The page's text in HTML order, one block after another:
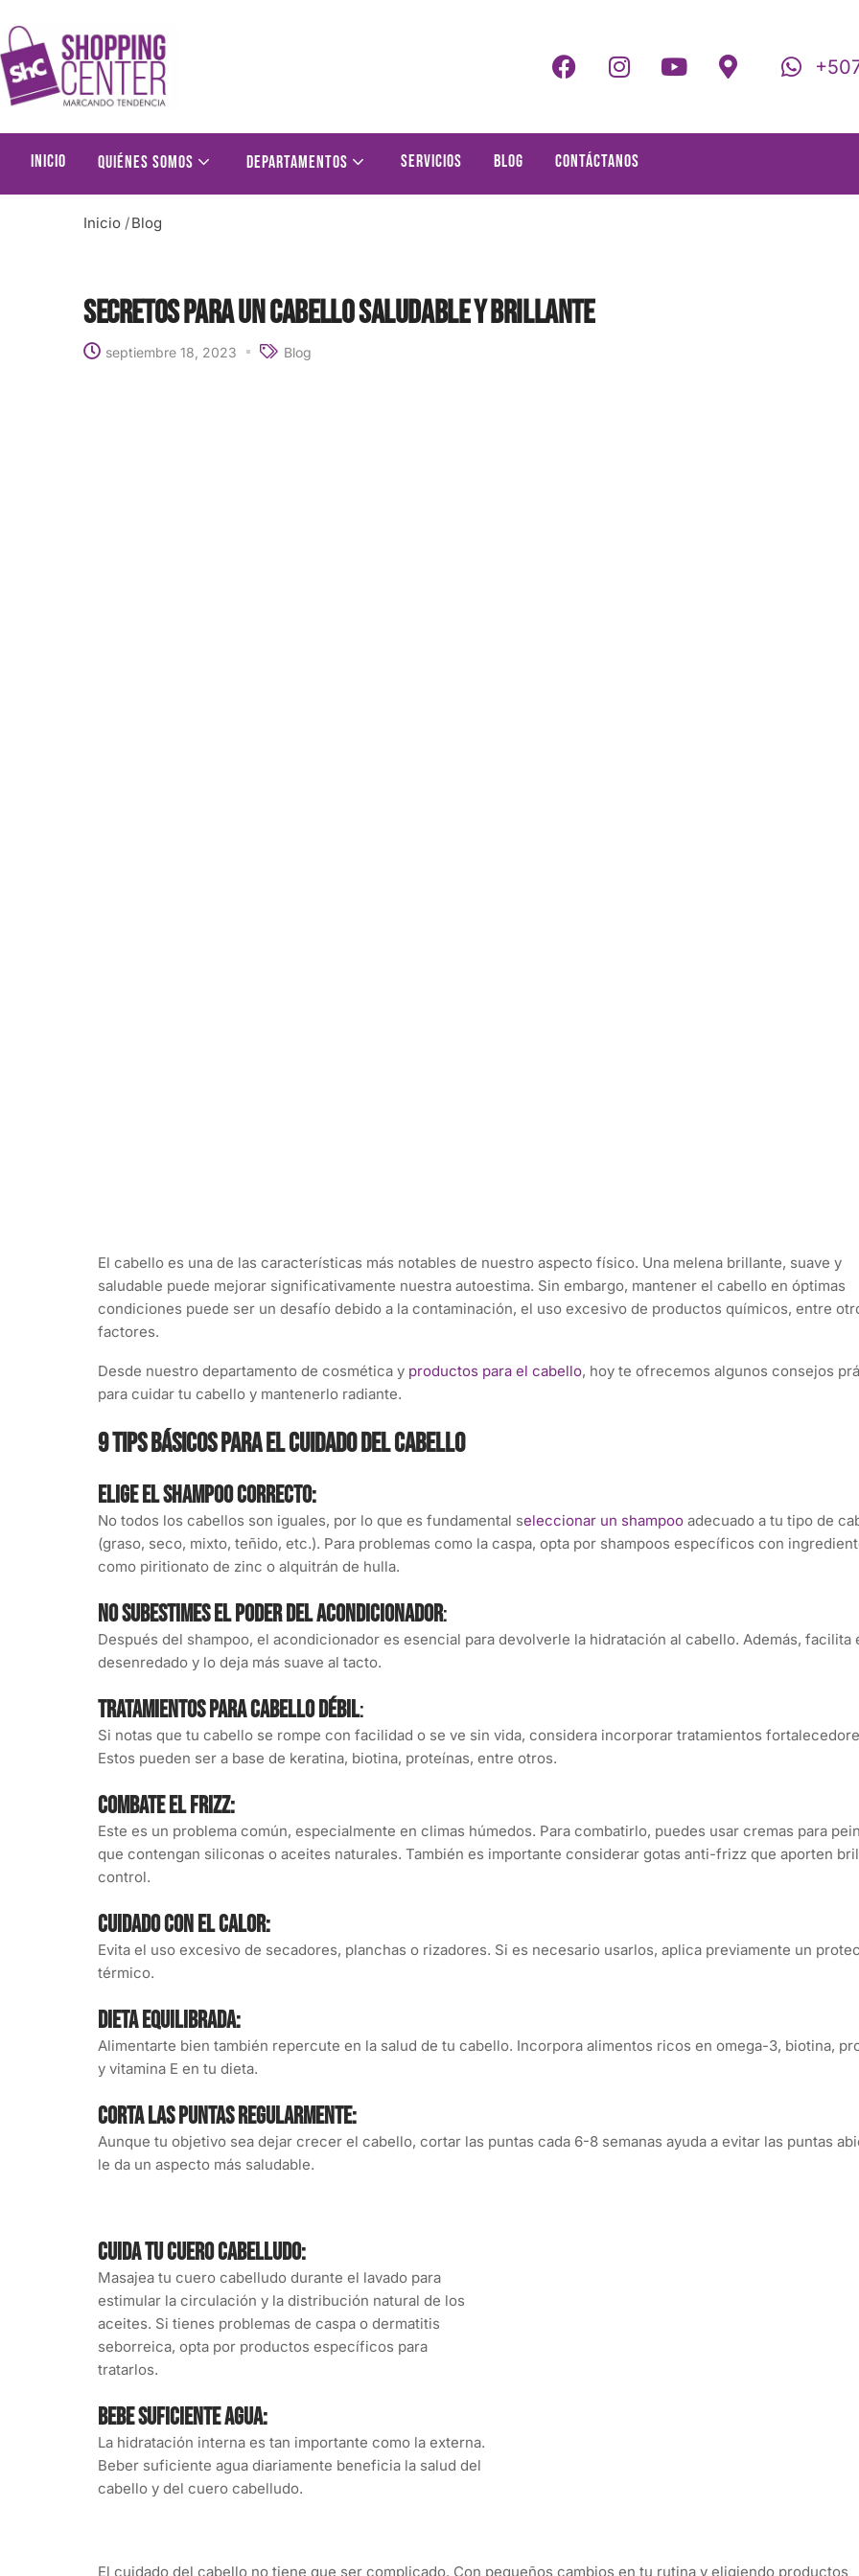
Inicio Quiénes somos Departamentos Servicios Blog Contáctanos
Inicio /Blog
Secretos para un cabello saludable y brillante
septiembre 18, 2023 Blog
El cabello es una de las características más notables de nuestro aspecto físico. Una melena brillante, suave y
saludable puede mejorar significativamente nuestra autoestima. Sin embargo, mantener el cabello en óptimas
condiciones puede ser un desafío debido a la contaminación, el uso excesivo de productos químicos, entre
factores.
Desde nuestro departamento de cosmética y productos para el cabello, hoy te ofrecemos algunos consejos
para cuidar tu cabello y mantenerlo radiante.
9 tips básicos para el cuidado del cabello
Elige el shampoo correcto:
No todos los cabellos son iguales, por lo que es fundamental seleccionar un shampoo adecuado a tu tipo de
(graso, seco, mixto, teñido, etc.). Para problemas como la caspa, opta por shampoos específicos con
como piritionato de zinc o alquitrán de hulla.
No subestimes el poder del acondicionador:
Después del shampoo, el acondicionador es esencial para devolverle la hidratación al cabello. Además, facilita
desenredado y lo deja más suave al tacto.
Tratamientos para cabello débil:
Si notas que tu cabello se rompe con facilidad o se ve sin vida, considera incorporar tratamientos
Estos pueden ser a base de keratina, biotina, proteínas, entre otros.
Combate el frizz:
Este es un problema común, especialmente en climas húmedos. Para combatirlo, puedes usar cremas para
que contengan siliconas o aceites naturales. También es importante considerar gotas anti-frizz que aporten
control.
Cuidado con el calor:
Evita el uso excesivo de secadores, planchas o rizadores. Si es necesario usarlos, aplica previamente un
térmico.
Dieta equilibrada:
Alimentarte bien también repercute en la salud de tu cabello. Incorpora alimentos ricos en omega-3, biotina,
y vitamina E en tu dieta.
Corta las puntas regularmente:
Aunque tu objetivo sea dejar crecer el cabello, cortar las puntas cada 6-8 semanas ayuda a evitar las puntas
le da un aspecto más saludable.
Cuida tu cuero cabelludo:
Masajea tu cuero cabelludo durante el lavado para
estimular la circulación y la distribución natural de los
aceites. Si tienes problemas de caspa o dermatitis
seborreica, opta por productos específicos para
tratarlos.
Bebe suficiente agua:
La hidratación interna es tan importante como la externa.
Beber suficiente agua diariamente beneficia la salud del
cabello y del cuero cabelludo.
El cuidado del cabello no tiene que ser complicado. Con pequeños cambios en tu rutina y eligiendo productos